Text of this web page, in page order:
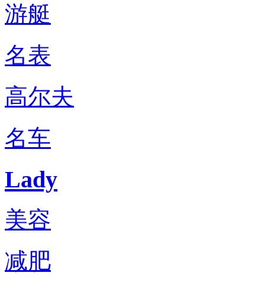
游艇
名表
高尔夫
名车
Lady
美容
减肥